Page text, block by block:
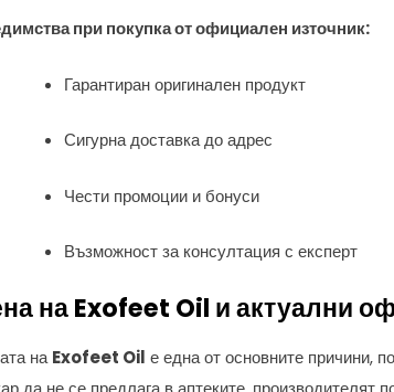
при покупка от официален източник:
Гарантиран оригинален продукт
Сигурна доставка до адрес
Чести промоции и бонуси
Възможност за консултация с експерт
на Exofeet Oil и актуални
наExofeet Oil е една от основните причини,